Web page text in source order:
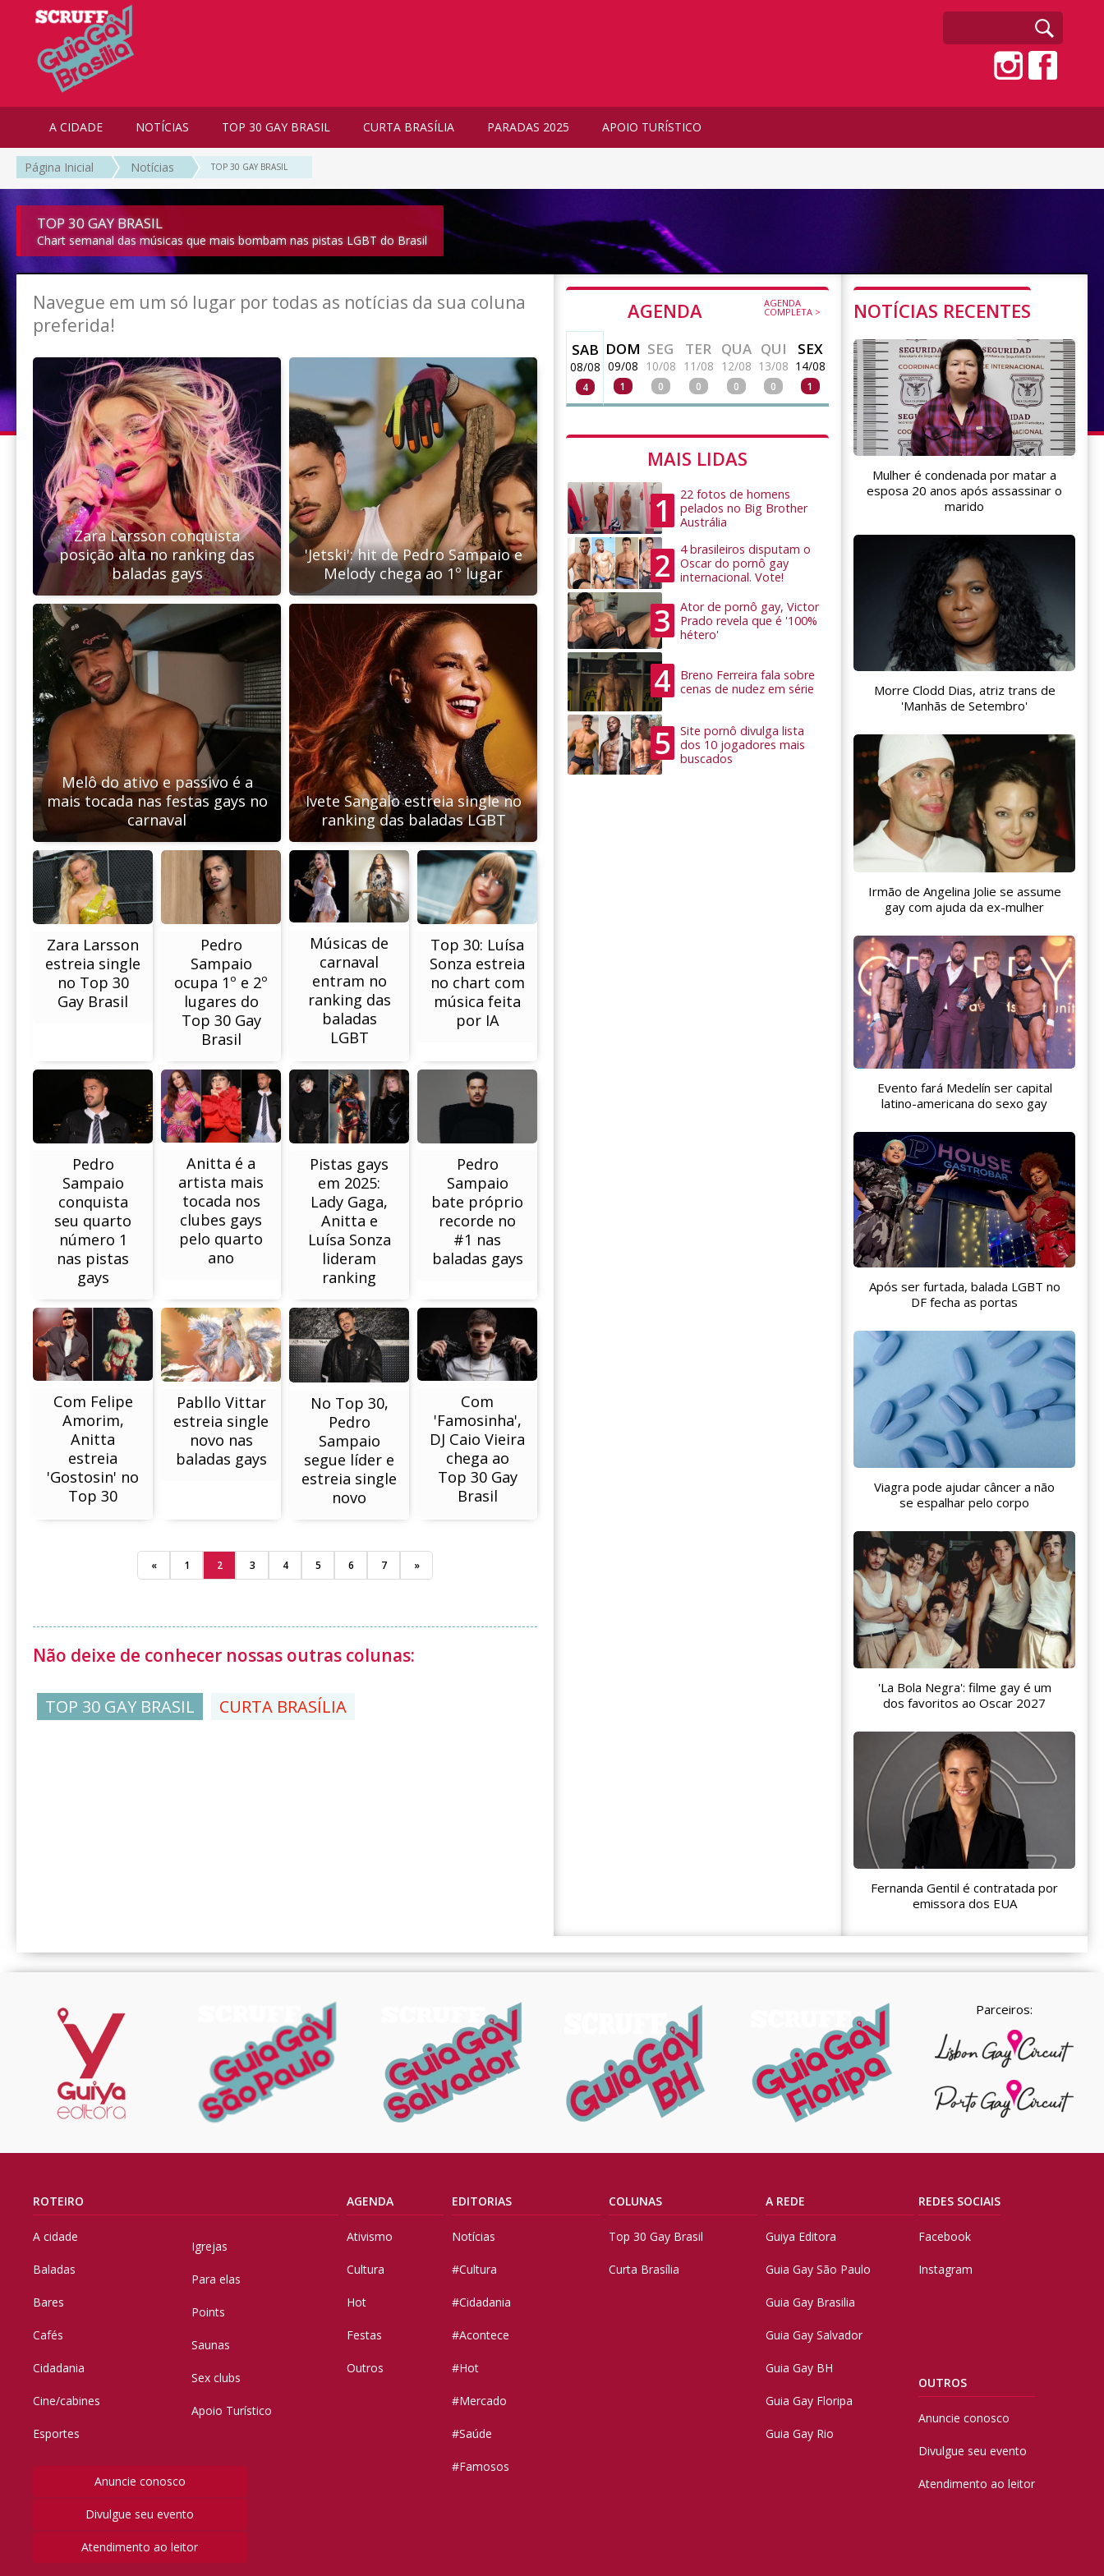
A CIDADE NOTÍCIAS TOP 30 GAY BRASIL CURTA BRASÍLIA PARADAS 2025 APOIO TURÍSTICO
Página Inicial Notícias TOP 30 GAY BRASIL
TOP 30 GAY BRASIL
Chart semanal das músicas que mais bombam nas pistas LGBT do Brasil
Navegue em um só lugar por todas as notícias da sua coluna
preferida!
Zara Larsson conquista
posição alta no ranking das
baladas gays
'Jetski': hit de Pedro Sampaio e
Melody chega ao 1º lugar
Melô do ativo e passivo é a
mais tocada nas festas gays no
carnaval
Ivete Sangalo estreia single no
ranking das baladas LGBT
Zara Larsson
estreia single
no Top 30
Gay Brasil
Pedro
Sampaio
ocupa 1º e 2º
lugares do
Top 30 Gay
Brasil
Músicas de
carnaval
entram no
ranking das
baladas
LGBT
Top 30: Luísa
Sonza estreia
no chart com
música feita
por IA
Pedro
Sampaio
conquista
seu quarto
número 1
nas pistas
gays
Anitta é a
artista mais
tocada nos
clubes gays
pelo quarto
ano
Pistas gays
em 2025:
Lady Gaga,
Anitta e
Luísa Sonza
lideram
ranking
Pedro
Sampaio
bate próprio
recorde no
#1 nas
baladas gays
Com Felipe
Amorim,
Anitta
estreia
'Gostosin' no
Top 30
Pabllo Vittar
estreia single
novo nas
baladas gays
No Top 30,
Pedro
Sampaio
segue líder e
estreia single
novo
Com
'Famosinha',
DJ Caio Vieira
chega ao
Top 30 Gay
Brasil
« 1 2 3 4 5 6 7 »
Não deixe de conhecer nossas outras colunas:
TOP 30 GAY BRASIL CURTA BRASÍLIA
AGENDA AGENDA
COMPLETA >
SAB
08/08
4
DOM
09/08
1
SEG
10/08
0
TER
11/08
0
QUA
12/08
0
QUI
13/08
0
SEX
14/08
1
MAIS LIDAS
1
22 fotos de homens
pelados no Big Brother
Austrália
2
4 brasileiros disputam o
Oscar do pornô gay
internacional. Vote!
3
Ator de pornô gay, Victor
Prado revela que é '100%
hétero'
4
Breno Ferreira fala sobre
cenas de nudez em série
5
Site pornô divulga lista
dos 10 jogadores mais
buscados
NOTÍCIAS RECENTES
Mulher é condenada por matar a
esposa 20 anos após assassinar o
marido
Morre Clodd Dias, atriz trans de
'Manhãs de Setembro'
Irmão de Angelina Jolie se assume
gay com ajuda da ex-mulher
Evento fará Medelín ser capital
latino-americana do sexo gay
Após ser furtada, balada LGBT no
DF fecha as portas
Viagra pode ajudar câncer a não
se espalhar pelo corpo
'La Bola Negra': filme gay é um
dos favoritos ao Oscar 2027
Fernanda Gentil é contratada por
emissora dos EUA
Parceiros:
ROTEIRO
A cidade
Baladas
Bares
Cafés
Cidadania
Cine/cabines
Esportes
Igrejas
Para elas
Points
Saunas
Sex clubs
Apoio Turístico
Anuncie conosco
Divulgue seu evento
Atendimento ao leitor
AGENDA
Ativismo
Cultura
Hot
Festas
Outros
EDITORIAS
Notícias
#Cultura
#Cidadania
#Acontece
#Hot
#Mercado
#Saúde
#Famosos
COLUNAS
Top 30 Gay Brasil
Curta Brasília
A REDE
Guiya Editora
Guia Gay São Paulo
Guia Gay Brasilia
Guia Gay Salvador
Guia Gay BH
Guia Gay Floripa
Guia Gay Rio
REDES SOCIAIS
Facebook
Instagram
OUTROS
Anuncie conosco
Divulgue seu evento
Atendimento ao leitor